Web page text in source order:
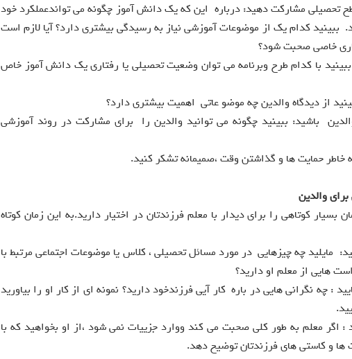
تحصیلی مشارکت دهید: درباره این که یک دانش آموز چگونه می تواندعملکرد خود
ببینید کدام یک از موضوعات آموزشی نیاز به رسیدگی بیشتری دارد؟ آیا لازم است
خاصی صحبت شود؟
با کدام طرح وبرنامه می توان وضعیت تحصیلی یا رفتاری یک دانش آموز خاص
از دیدگاه والدین چه موضو عاتی اهمیت بیشتری دارد؟
باشید: ببینید چگونه می توانید والدین را برای مشارکت در روند آموزشی
خاطر حمایت ها و گذاشتن وقت ،صمیمانه تشکر کنید.
والدین
کوتاهی را برای دیدار با معلم فرزندتان در اختیار دارید.به این زمان کوتاه
مایلید چه چیزهایی در مورد مسائل تحصیلی ، کلاس یا موضوعات اجتماعی مرتبط با
هایی از معلم او دارید؟
: چه نگرانی هایی در باره کار آیی فرزندخود دارید؟ نمونه ای از کار او را بیاورید
: اگر معلم به طور کلی صحبت می کند ووارد جزییات نمی شود ،از او بخواهید که با
ها و کاستی های فرزندتان توضیح دهد.